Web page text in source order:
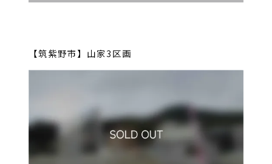
【筑紫野市】山家3区画